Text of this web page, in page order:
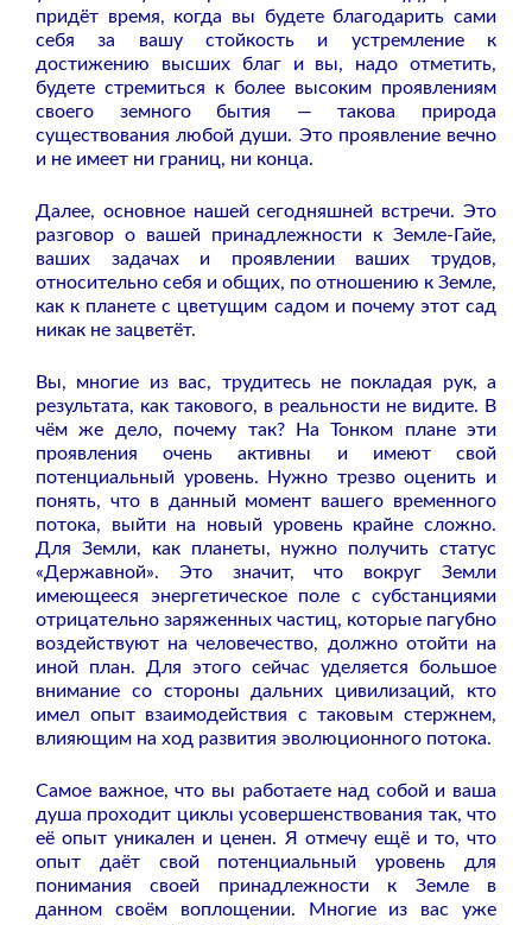
придёт время, когда вы будете благодарить сами
себя за вашу стойкость и устремление к
достижению высших благ и вы, надо отметить,
будете стремиться к более высоким проявлениям
своего земного бытия — такова природа
существования любой души. Это проявление вечно
и не имеет ни границ, ни конца.
Далее, основное нашей сегодняшней встречи. Это
разговор о вашей принадлежности к Земле-Гайе,
ваших задачах и проявлении ваших трудов,
относительно себя и общих, по отношению к Земле,
как к планете с цветущим садом и почему этот сад
никак не зацветёт.
Вы, многие из вас, трудитесь не покладая рук, а
результата, как такового, в реальности не видите. В
чём же дело, почему так? На Тонком плане эти
проявления очень активны и имеют свой
потенциальный уровень. Нужно трезво оценить и
понять, что в данный момент вашего временного
потока, выйти на новый уровень крайне сложно.
Для Земли, как планеты, нужно получить статус
«Державной». Это значит, что вокруг Земли
имеющееся энергетическое поле с субстанциями
отрицательно заряженных частиц, которые пагубно
воздействуют на человечество, должно отойти на
иной план. Для этого сейчас уделяется большое
внимание со стороны дальних цивилизаций, кто
имел опыт взаимодействия с таковым стержнем,
влияющим на ход развития эволюционного потока.
Самое важное, что вы работаете над собой и ваша
душа проходит циклы усовершенствования так, что
её опыт уникален и ценен. Я отмечу ещё и то, что
опыт даёт свой потенциальный уровень для
понимания своей принадлежности к Земле в
данном своём воплощении. Многие из вас уже